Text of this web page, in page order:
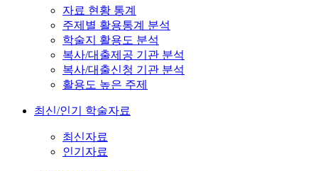
자료 현황 통계
주제별 활용통계 분석
학술지 활용도 분석
복사/대출제공 기관 분석
복사/대출신청 기관 분석
활용도 높은 주제
최신/인기 학술자료
최신자료
인기자료